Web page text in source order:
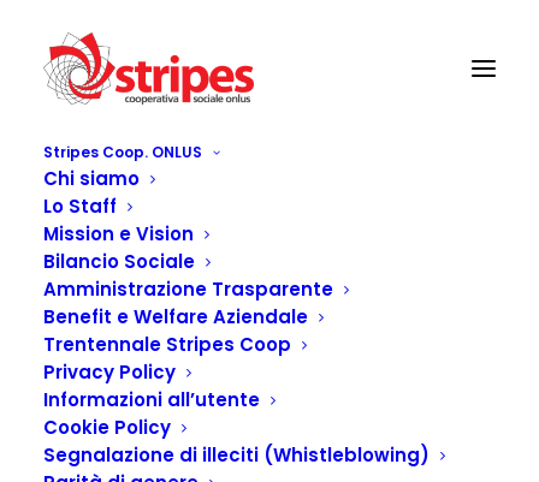
Stripes Coop. ONLUS
Chi siamo
Lo Staff
Mission e Vision
Bilancio Sociale
Amministrazione Trasparente
Benefit e Welfare Aziendale
Trentennale Stripes Coop
Privacy Policy
Informazioni all’utente
Cookie Policy
Segnalazione di illeciti (Whistleblowing)
Autore:saradibruno